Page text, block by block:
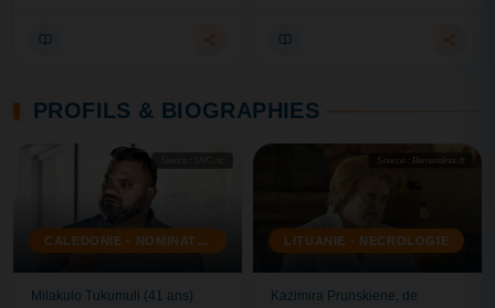
PROFILS & BIOGRAPHIES
CALEDONIE - NOMINATION
Milakulo Tukumuli (41 ans)
Source : Bernardinai.lt
LITUANIE - NECROLOGIE
Kazimira Prunskiene, de